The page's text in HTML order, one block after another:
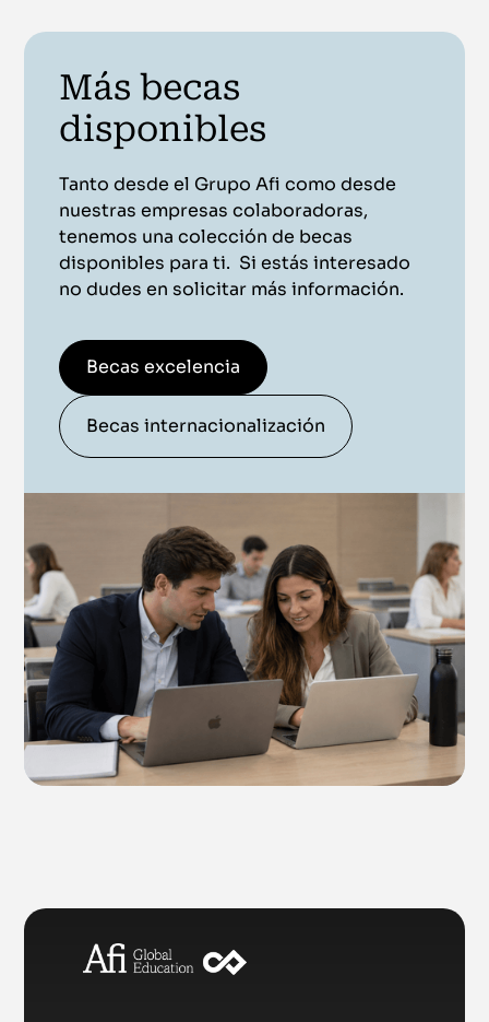
Más becas
disponibles
Tanto desde el Grupo Afi como desde
nuestras empresas colaboradoras,
tenemos una colección de becas
disponibles para ti. Si estás interesado
no dudes en solicitar más información.
Becas excelencia
Becas internacionalización